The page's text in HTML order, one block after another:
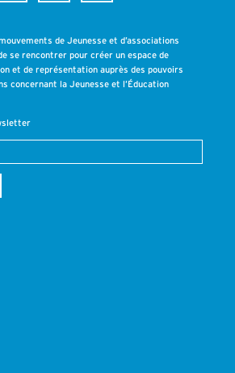
de Jeunesse et d’associations
se rencontrer pour créer un espace de
et de représentation auprès des pouvoirs
concernant la Jeunesse et l’Éducation